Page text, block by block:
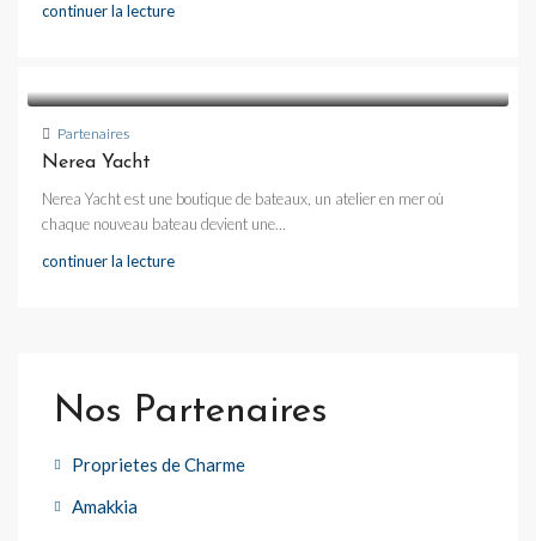
continuer la lecture
Partenaires
Nerea Yacht
Nerea Yacht est une boutique de bateaux, un atelier en mer où
chaque nouveau bateau devient une...
continuer la lecture
Nos Partenaires
Proprietes de Charme
Amakkia